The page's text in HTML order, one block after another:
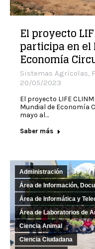
El proyecto
participa en el
Economía
Sistemas Agrícolas,
20/05/2023
El proyecto LIFE
Mundial de Economía
mayo al…
Saber más
Administración
Área de Información,
Área de Informática y
Área de Laboratorios de
Ciencia Animal
Ciencia Ciudadana